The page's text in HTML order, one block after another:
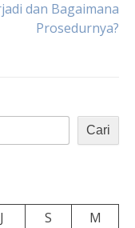
dan Bagaimana
Prosedurnya?
Cari
J S
M